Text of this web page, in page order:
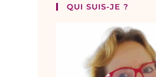
QUI SUIS-JE ?